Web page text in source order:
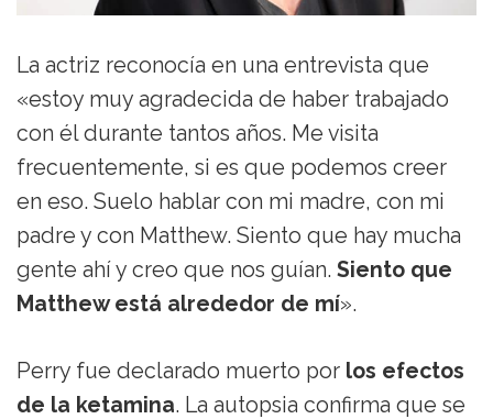
La actriz reconocía en una entrevista que
«estoy muy agradecida de haber trabajado
con él durante tantos años. Me visita
frecuentemente, si es que podemos creer
en eso. Suelo hablar con mi madre, con mi
padre y con Matthew. Siento que hay mucha
gente ahí y creo que nos guían. Siento que
Matthew está alrededor de mí».
Perry fue declarado muerto por los efectos
de la ketamina. La autopsia confirma que se